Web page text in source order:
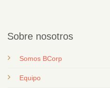
Sobre nosotros
Somos BCorp
Equipo